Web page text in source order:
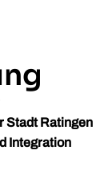
Stadt Ratingen
Integration